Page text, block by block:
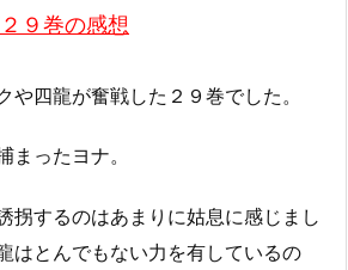
９巻の感想
や四龍が奮戦した２９巻でした。
まったヨナ。
拐するのはあまりに姑息に感じまし
はとんでもない力を有しているの